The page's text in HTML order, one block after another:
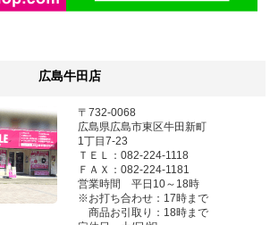
広島牛田店
〒732-0068
広島県広島市東区牛田新町
1丁目7-23
ＴＥＬ：082-224-1118
ＦＡＸ：082-224-1181
営業時間 平日10～18時
※お打ち合わせ：17時まで
商品お引取り：18時まで